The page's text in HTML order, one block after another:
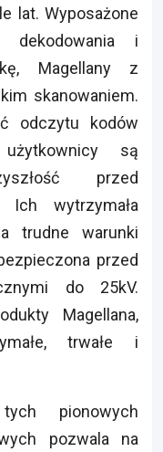
lat. Wyposażone
dekodowania i
Magellany z
skanowaniem.
odczytu kodów
są
przed
Ich wytrzymała
trudne warunki
przed
do 25kV.
Magellana,
trwałe i
pionowych
pozwala na